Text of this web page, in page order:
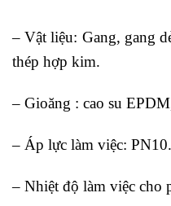
– Vật liệu: Gang, gang
thép hợp kim.
– Gioăng : cao su
– Áp lực làm việc:
– Nhiệt độ làm việc cho